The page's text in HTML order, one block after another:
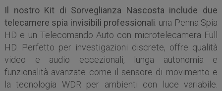
Il nostro Kit di Sorveglianza Nascosta include due
telecamere spia invisibili professionali: una Penna Spia
HD e un Telecomando Auto con microtelecamera Full
HD. Perfetto per investigazioni discrete, offre qualità
video e audio eccezionali, lunga autonomia e
funzionalità avanzate come il sensore di movimento e
la tecnologia WDR per ambienti con luce variabile.